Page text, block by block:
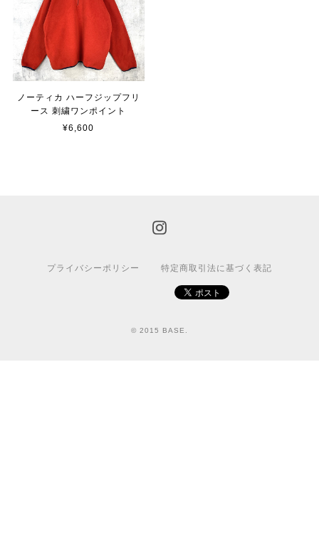
ノーティカ ハーフジップフリ
ース 刺繍ワンポイント
¥6,600
プライバシーポリシー 特定商取引法に基づく表記
© 2015 BASE.